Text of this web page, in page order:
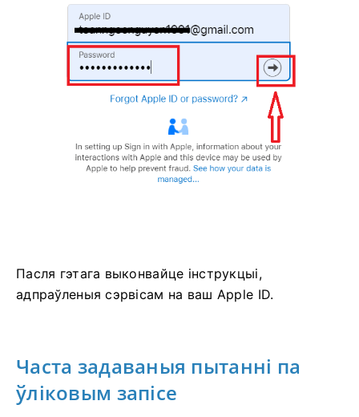
Пасля гэтага выконвайце інструкцыі,
адпраўленыя сэрвісам на ваш Apple ID.
Часта задаваныя пытанні па
ўліковым запісе